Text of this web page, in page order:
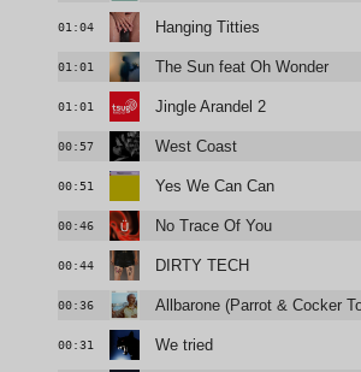
01:04 Hanging Titties
01:01 The Sun feat Oh Wonder
01:01 Jingle Arandel 2
00:57 West Coast
00:51 Yes We Can Can
00:46 No Trace Of You
00:44 DIRTY TECH
00:36 Allbarone (Parrot & Cocker
00:31 We tried